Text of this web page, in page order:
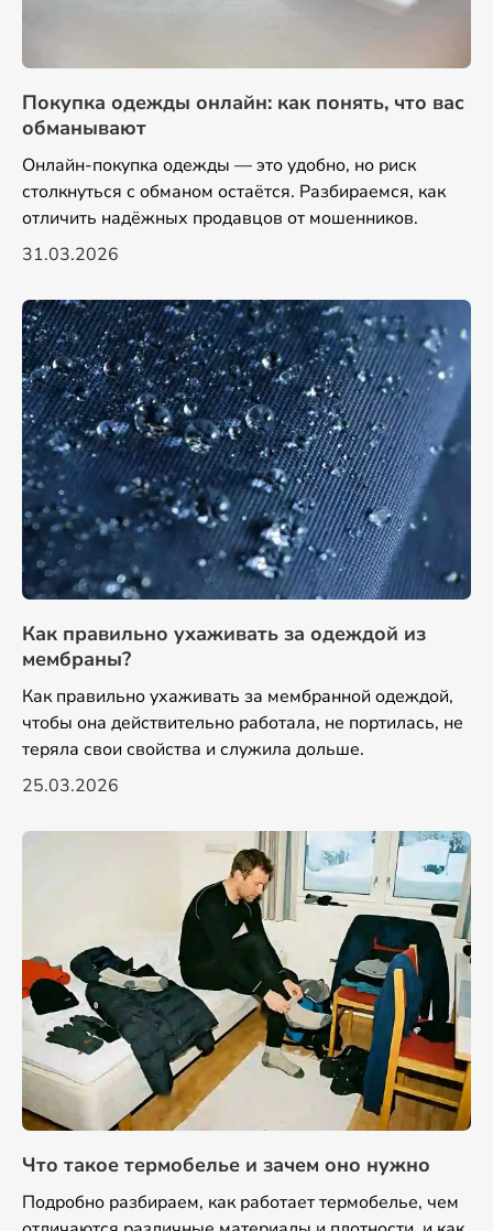
Покупка одежды онлайн: как понять, что вас
обманывают
Онлайн-покупка одежды — это удобно, но риск
столкнуться с обманом остаётся. Разбираемся, как
отличить надёжных продавцов от мошенников.
31.03.2026
Как правильно ухаживать за одеждой из
мембраны?
Как правильно ухаживать за мембранной одеждой,
чтобы она действительно работала, не портилась, не
теряла свои свойства и служила дольше.
25.03.2026
Что такое термобелье и зачем оно нужно
Подробно разбираем, как работает термобелье, чем